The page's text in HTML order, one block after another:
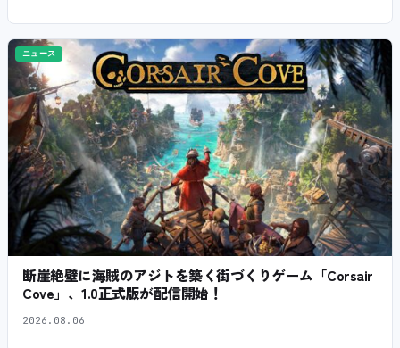
ニュース
断崖絶壁に海賊のアジトを築く街づくりゲーム「Corsair
Cove」、1.0正式版が配信開始！
2026.08.06